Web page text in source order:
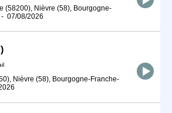
(58200), Nièvre (58), Bourgogne-
- 07/08/2026
Nièvre (58), Bourgogne-Franche-